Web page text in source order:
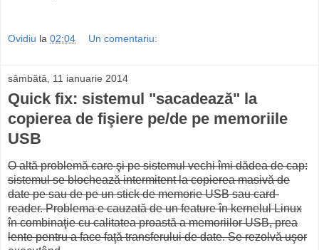
Ovidiu la 02:04 Un comentariu:
sâmbătă, 11 ianuarie 2014
Quick fix: sistemul "sacadează" la
copierea de fişiere pe/de pe memoriile
USB
O altă problemă care şi pe sistemul vechi îmi dădea de cap:
sistemul se blochează intermitent la copierea masivă de
date pe sau de pe un stick de memorie USB sau card-
reader. Problema e cauzată de un feature în kernelul Linux
în combinaţie cu calitatea proastă a memoriilor USB, prea
lente pentru a face faţă transferului de date. Se rezolvă uşor